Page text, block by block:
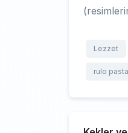
Lezzet
rulo pasta